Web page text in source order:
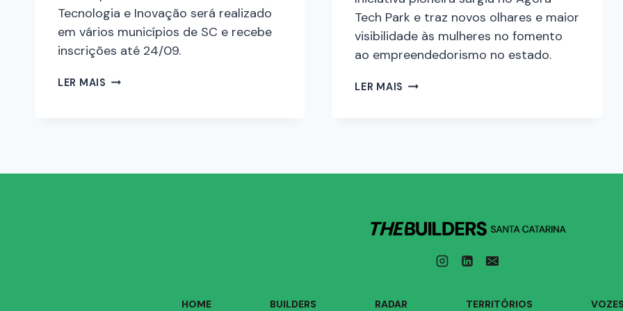
Tecnologia e Inovação será realizado
em vários municípios de SC e recebe
inscrições até 24/09.
LER MAIS
Tech Park e traz novos olhares e maior
visibilidade às mulheres no fomento
ao empreendedorismo no estado.
LER MAIS
HOME BUILDERS RADAR TERRITÓRIOS VOZES